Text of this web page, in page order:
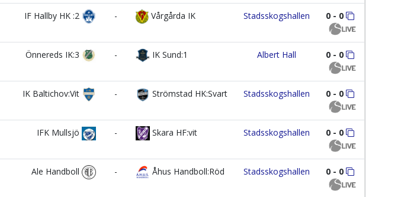
IF Hallby HK :2 - Vårgårda IK Stadsskogshallen 0 - 0
Önnereds IK:3 - IK Sund:1 Albert Hall 0 - 0
IK Baltichov:Vit - Strömstad HK:Svart Stadsskogshallen 0 - 0
IFK Mullsjö - Skara HF:vit Stadsskogshallen 0 - 0
Ale Handboll - Åhus Handboll:Röd Stadsskogshallen 0 - 0